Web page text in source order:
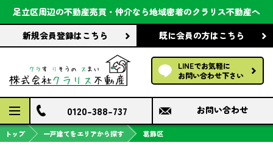
足立区周辺の不動産売買・仲介なら地域密着のクラリス不動産へ
新規会員登録はこちら 既に会員の方はこちら
LINEでお気軽に
お問い合わせ下さい
会社案内
前回の履歴で探す
保存した条件で探す
検討中の物件
0120-388-737 お問い合わせ
トップ 一戸建てをエリアから探す 葛飾区